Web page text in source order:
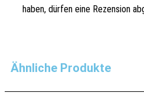
haben, dürfen eine Rezension
Ähnliche Produkte